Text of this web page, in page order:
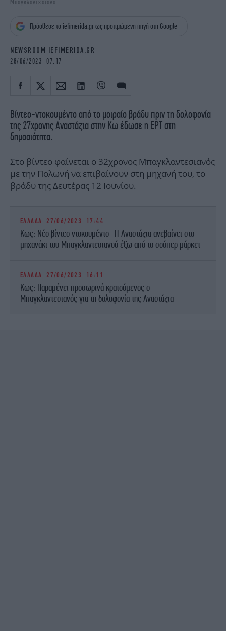
iBOOKS
OSCARS
NEWSLETTER
Μπαγκλαντεσιανό
Πρόσθεσε το iefimerida.gr ως προτιμώμενη πηγή στη Google
NEWSROOM IEFIMERIDA.GR
28/06/2023 07:17
Βίντεο-ντοκουμέντο από το μοιραίο βράδυ πριν τη δολοφονία
της 27χρονης Αναστάζια στην Κω έδωσε η ΕΡΤ στη
δημοσιότητα.
Στο βίντεο φαίνεται ο 32χρονος Μπαγκλαντεσιανός
με την Πολωνή να επιβαίνουν στη μηχανή του, το
βράδυ της Δευτέρας 12 Ιουνίου.
ΕΛΛΑΔΑ 27/06/2023 17:44
Κως: Νέο βίντεο ντοκουμέντο -Η Αναστάζια ανεβαίνει στο
μηχανάκι του Μπαγκλαντεσιανού έξω από το σούπερ μάρκετ
ΕΛΛΑΔΑ 27/06/2023 16:11
Κως: Παραμένει προσωρινά κρατούμενος ο
Μπαγκλαντεσιανός για τη δολοφονία της Αναστάζια